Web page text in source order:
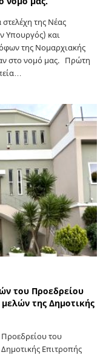
της Νέας
Υπουργός) και
της Νομαρχιακής
στο νομό μας. Πρώτη
του Προεδρείου
της Δημοτικής
του
Επιτροπής